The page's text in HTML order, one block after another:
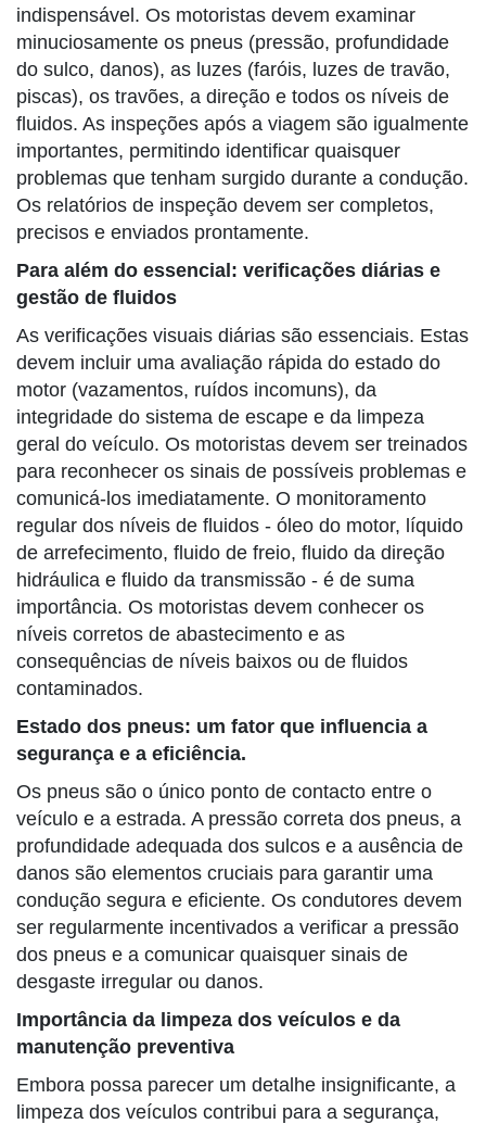
indispensável. Os motoristas devem examinar
minuciosamente os pneus (pressão, profundidade
do sulco, danos), as luzes (faróis, luzes de travão,
piscas), os travões, a direção e todos os níveis de
fluidos. As inspeções após a viagem são igualmente
importantes, permitindo identificar quaisquer
problemas que tenham surgido durante a condução.
Os relatórios de inspeção devem ser completos,
precisos e enviados prontamente.
Para além do essencial: verificações diárias e
gestão de fluidos
As verificações visuais diárias são essenciais. Estas
devem incluir uma avaliação rápida do estado do
motor (vazamentos, ruídos incomuns), da
integridade do sistema de escape e da limpeza
geral do veículo. Os motoristas devem ser treinados
para reconhecer os sinais de possíveis problemas e
comunicá-los imediatamente. O monitoramento
regular dos níveis de fluidos - óleo do motor, líquido
de arrefecimento, fluido de freio, fluido da direção
hidráulica e fluido da transmissão - é de suma
importância. Os motoristas devem conhecer os
níveis corretos de abastecimento e as
consequências de níveis baixos ou de fluidos
contaminados.
Estado dos pneus: um fator que influencia a
segurança e a eficiência.
Os pneus são o único ponto de contacto entre o
veículo e a estrada. A pressão correta dos pneus, a
profundidade adequada dos sulcos e a ausência de
danos são elementos cruciais para garantir uma
condução segura e eficiente. Os condutores devem
ser regularmente incentivados a verificar a pressão
dos pneus e a comunicar quaisquer sinais de
desgaste irregular ou danos.
Importância da limpeza dos veículos e da
manutenção preventiva
Embora possa parecer um detalhe insignificante, a
limpeza dos veículos contribui para a segurança,